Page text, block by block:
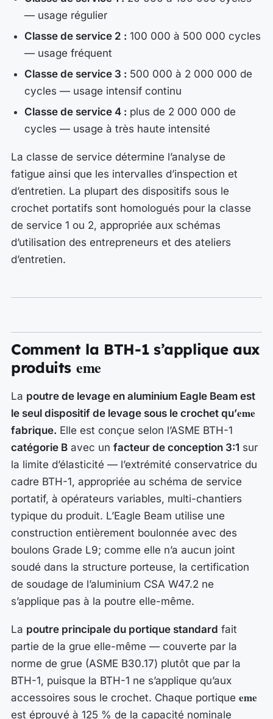
— usage régulier
Classe de service 2 : 100 000 à 500 000 cycles
— usage fréquent
Classe de service 3 : 500 000 à 2 000 000 de
cycles — usage intensif continu
Classe de service 4 : plus de 2 000 000 de
cycles — usage à très haute intensité
La classe de service détermine l’analyse de
fatigue ainsi que les intervalles d’inspection et
d’entretien. La plupart des dispositifs sous le
crochet portatifs sont homologués pour la classe
de service 1 ou 2, appropriée aux schémas
d’utilisation des entrepreneurs et des ateliers
d’entretien.
Comment la BTH-1 s’applique aux
produits eme
La poutre de levage en aluminium Eagle Beam est
le seul dispositif de levage sous le crochet qu’eme
fabrique. Elle est conçue selon l’ASME BTH-1
catégorie B avec un facteur de conception 3:1 sur
la limite d’élasticité — l’extrémité conservatrice du
cadre BTH-1, appropriée au schéma de service
portatif, à opérateurs variables, multi-chantiers
typique du produit. L’Eagle Beam utilise une
construction entièrement boulonnée avec des
boulons Grade L9; comme elle n’a aucun joint
soudé dans la structure porteuse, la certification
de soudage de l’aluminium CSA W47.2 ne
s’applique pas à la poutre elle-même.
La poutre principale du portique standard fait
partie de la grue elle-même — couverte par la
norme de grue (ASME B30.17) plutôt que par la
BTH-1, puisque la BTH-1 ne s’applique qu’aux
accessoires sous le crochet. Chaque portique eme
est éprouvé à 125 % de la capacité nominale